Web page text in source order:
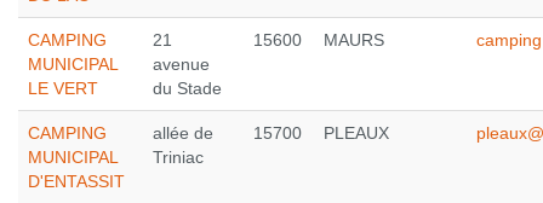
CAMPING
MUNICIPAL
LE VERT
21
avenue
du Stade
15600 MAURS
CAMPING
MUNICIPAL
D'ENTASSIT
allée de
Triniac
15700 PLEAUX